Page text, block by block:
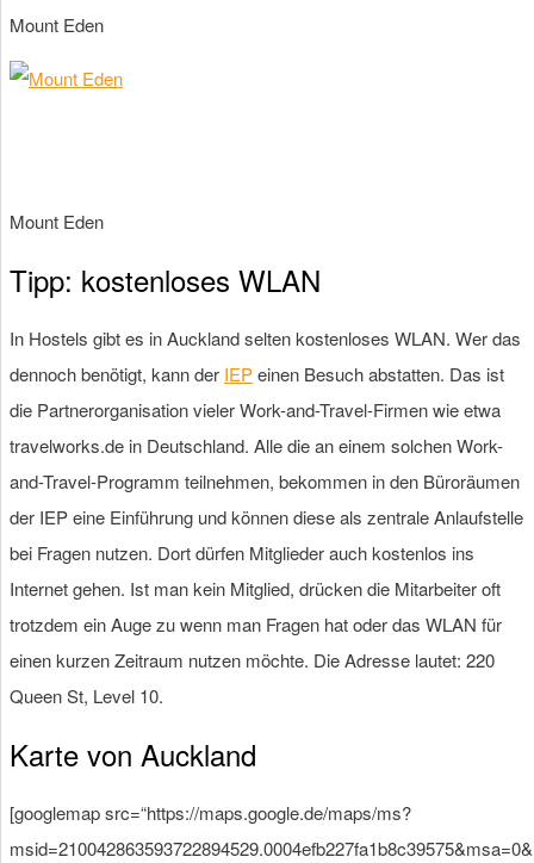
Mount Eden
Mount Eden
Tipp: kostenloses WLAN
In Hostels gibt es in Auckland selten kostenloses WLAN. Wer das
dennoch benötigt, kann der IEPeinen Besuch abstatten. Das ist
die Partnerorganisation vieler Work-and-Travel-Firmen wie etwa
travelworks.de in Deutschland. Alle die an einem solchen Work-
and-Travel-Programm teilnehmen, bekommen in den Büroräumen
der IEP eine Einführung und können diese als zentrale Anlaufstelle
bei Fragen nutzen. Dort dürfen Mitglieder auch kostenlos ins
Internet gehen. Ist man kein Mitglied, drücken die Mitarbeiter oft
trotzdem ein Auge zu wenn man Fragen hat oder das WLAN für
einen kurzen Zeitraum nutzen möchte. Die Adresse lautet: 220
Queen St, Level 10.
Karte von Auckland
[googlemap src=“https://maps.google.de/maps/ms?